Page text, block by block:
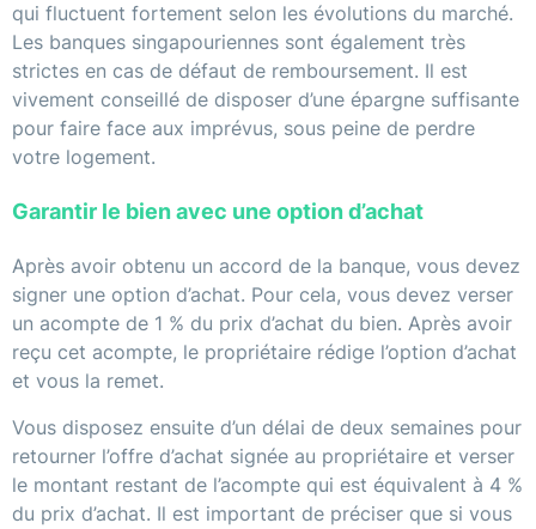
qui fluctuent fortement selon les évolutions du marché.
Les banques singapouriennes sont également très
strictes en cas de défaut de remboursement. Il est
vivement conseillé de disposer d’une épargne suffisante
pour faire face aux imprévus, sous peine de perdre
votre logement.
Garantir le bien avec une option d’achat
Après avoir obtenu un accord de la banque, vous devez
signer une option d’achat. Pour cela, vous devez verser
un acompte de 1 % du prix d’achat du bien. Après avoir
reçu cet acompte, le propriétaire rédige l’option d’achat
et vous la remet.
Vous disposez ensuite d’un délai de deux semaines pour
retourner l’offre d’achat signée au propriétaire et verser
le montant restant de l’acompte qui est équivalent à 4 %
du prix d’achat. Il est important de préciser que si vous